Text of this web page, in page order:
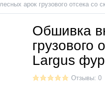
арок грузового отсека
Обшивка
грузового
Largus
Отзывы: 0